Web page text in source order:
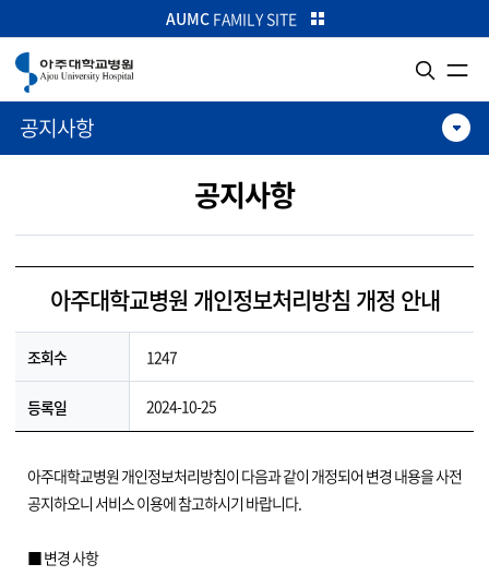
본문으로 가기
주메뉴로 가기
카피라이트로 가기
AUMCFAMILY SITE
공지사항
공지사항
아주대학교병원 개인정보처리방침 개정 안내
조회수 1247
등록일 2024-10-25
아주대학교병원 개인정보처리방침이 다음과 같이 개정되어 변경 내용을 사전
공지하오니 서비스 이용에 참고하시기 바랍니다.
■ 변경 사항